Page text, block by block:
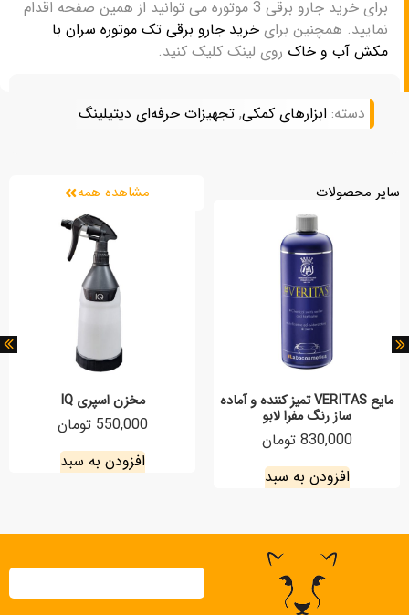
برای خرید جارو برقی 3 موتوره می توانید از همین صفحه اقدام
نمایید. همچنین برای خرید جارو برقی تک موتوره سران با
مکش آب و خاک روی لینک کلیک کنید.
دسته: ابزارهای کمکی, تجهیزات حرفه‌ای دیتیلینگ
سایر محصولات مشاهده همه
مایع VERITAS تمیز کننده و آماده
ساز رنگ مفرا لابو
830,000 تومان
افزودن به سبد
مخزن اسپری IQ
550,000 تومان
افزودن به سبد